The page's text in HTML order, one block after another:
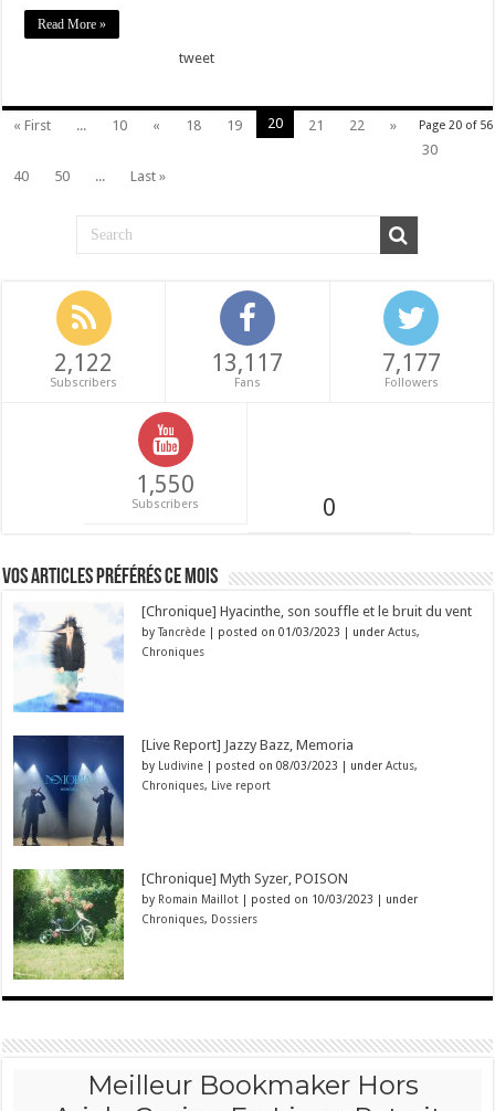
Read More »
tweet
Page 20 of 56
« First ... 10 « 18 19 20 21 22
»
30
40
50 ... Last »
2,122
Subscribers
13,117
Fans
7,177
Followers
1,550
Subscribers 0
Vos articles préférés ce mois
[Chronique] Hyacinthe, son souffle et le bruit du vent
byTancrède posted on 01/03/2023 underActus,
Chroniques
[Live Report] Jazzy Bazz, Memoria
by Ludivine posted on 08/03/2023 underActus,
Chroniques, Live report
[Chronique] Myth Syzer, POISON
by Romain Maillot posted on 10/03/2023
under
Chroniques, Dossiers